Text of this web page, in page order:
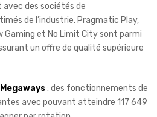
avec des sociétés de
de l’industrie. Pragmatic Play,
Gaming et No Limit City sont parmi
un offre de qualité supérieure
: des fonctionnements de
avec pouvant atteindre 117 649